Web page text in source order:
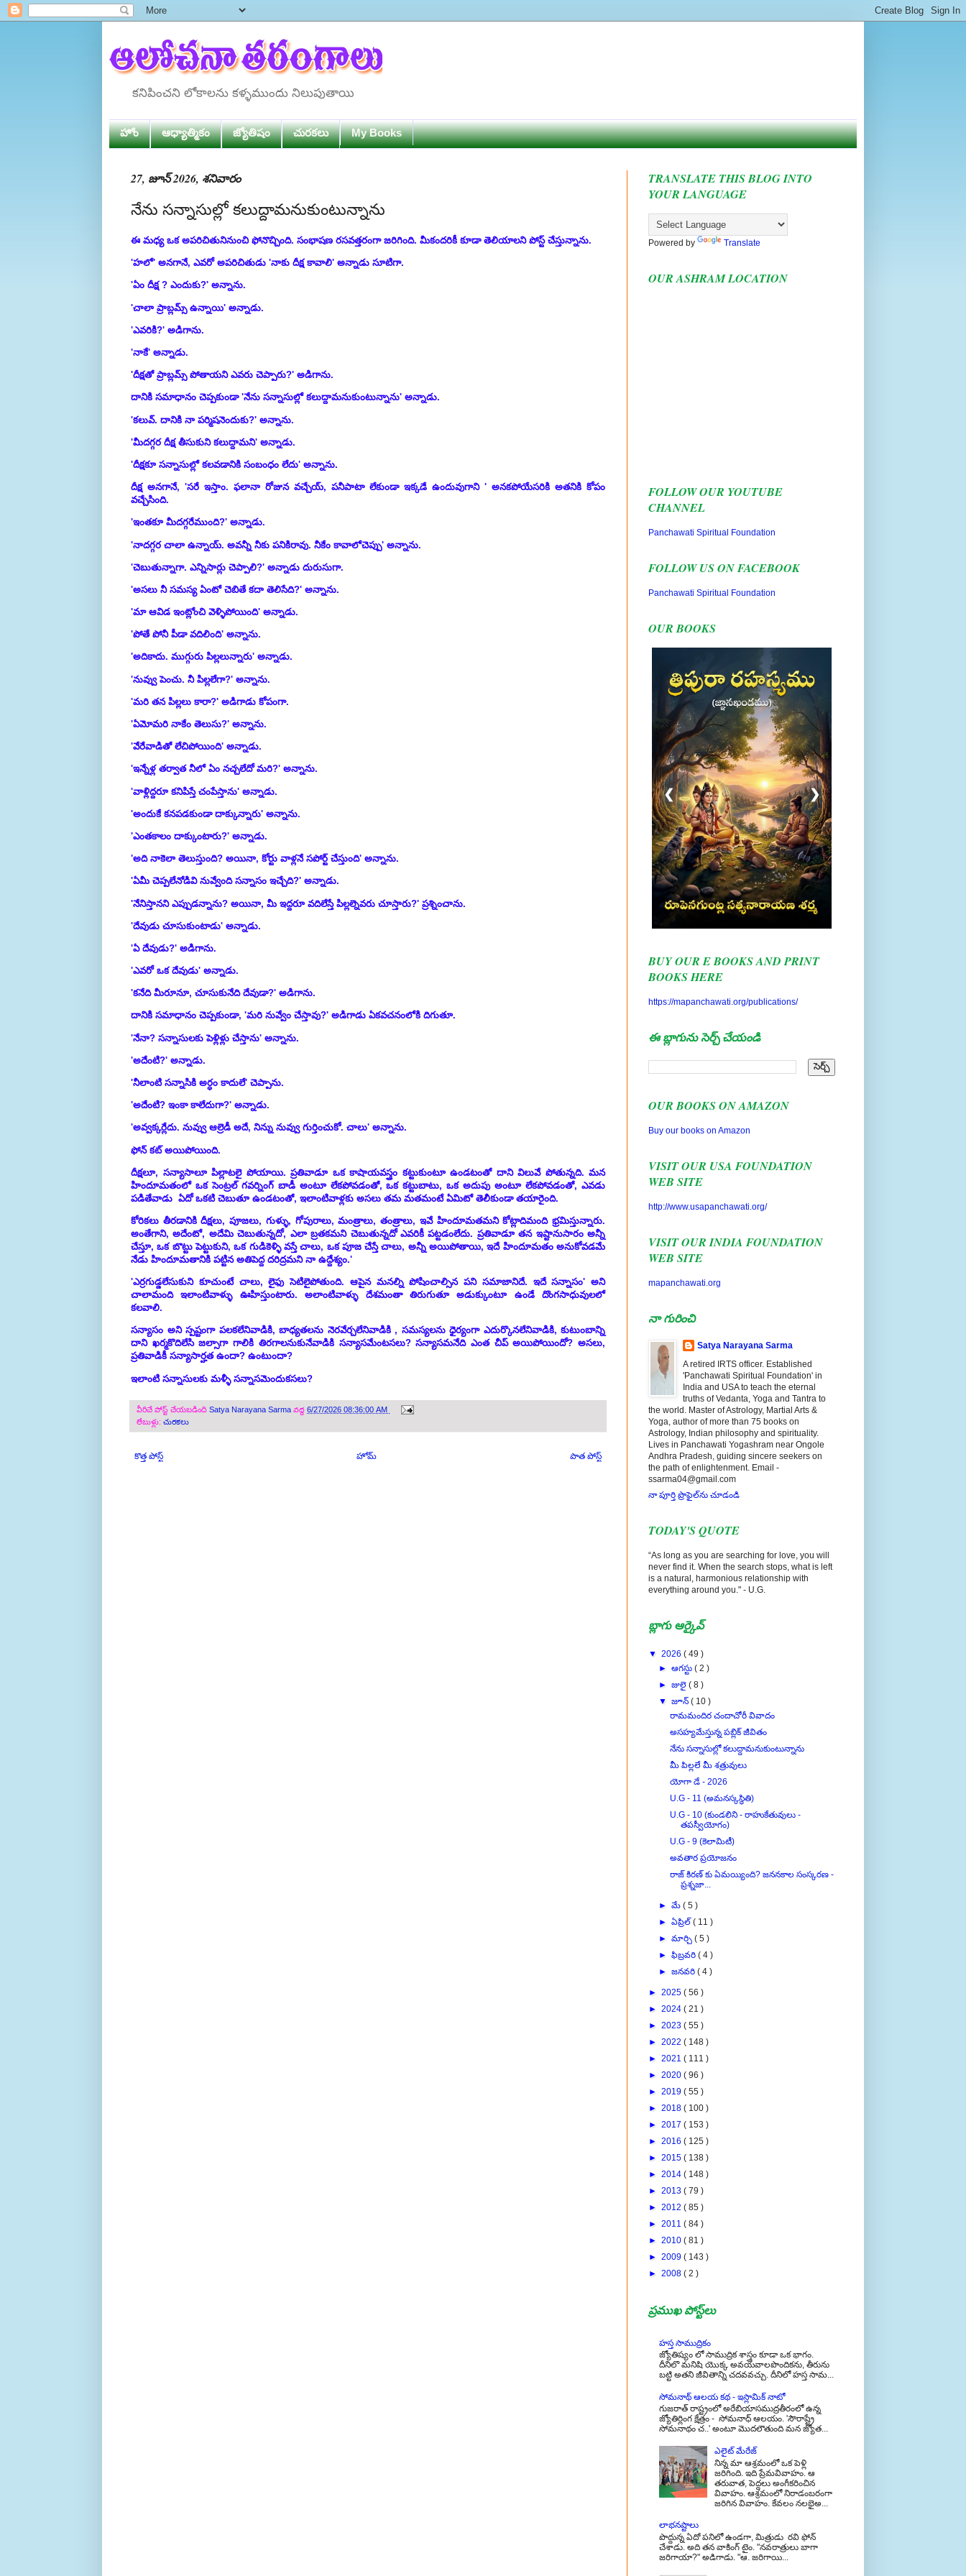
కనిపించని లోకాలను కళ్ళముందు నిలుపుతాయి
హోం ఆధ్యాత్మికం జ్యోతిషం చురకలు My Books
27, జూన్ 2026, శనివారం
నేను సన్నాసుల్లో కలుద్దామనుకుంటున్నాను
ఈ మధ్య ఒక అపరిచితునినుంచి ఫోనొచ్చింది. సంభాషణ రసవత్తరంగా జరిగింది. మీకందరికీ కూడా తెలియాలని పోస్ట్ చేస్తున్నాను.
'హలో' అనగానే, ఎవరో అపరిచితుడు 'నాకు దీక్ష కావాలి' అన్నాడు సూటిగా.
'ఏం దీక్ష ? ఎందుకు?' అన్నాను.
'చాలా ప్రాబ్లమ్స్ ఉన్నాయి' అన్నాడు.
'ఎవరికి?' అడిగాను.
'నాకే' అన్నాడు.
'దీక్షతో ప్రాబ్లమ్స్ పోతాయని ఎవరు చెప్పారు?' అడిగాను.
దానికి సమాధానం చెప్పకుండా 'నేను సన్నాసుల్లో కలుద్దామనుకుంటున్నాను' అన్నాడు.
'కలువ్. దానికి నా పర్మిషనెందుకు?' అన్నాను.
'మీదగ్గర దీక్ష తీసుకుని కలుద్దామని' అన్నాడు.
'దీక్షకూ సన్నాసుల్లో కలవడానికి సంబంధం లేదు' అన్నాను.
దీక్ష అనగానే, 'సరే ఇస్తాం. ఫలానా రోజున వచ్చేయ్, పనీపాటా లేకుండా ఇక్కడే ఉందువుగాని ' అనకపోయేసరికి అతనికి కోపం
వచ్చేసింది.
'ఇంతకూ మీదగ్గరేముంది?' అన్నాడు.
'నాదగ్గర చాలా ఉన్నాయ్. అవన్నీ నీకు పనికిరావు. నీకేం కావాలోచెప్పు' అన్నాను.
'చెబుతున్నాగా. ఎన్నిసార్లు చెప్పాలి?' అన్నాడు దురుసుగా.
'అసలు నీ సమస్య ఏంటో చెబితే కదా తెలిసేది?' అన్నాను.
'మా ఆవిడ ఇంట్లోంచి వెళ్ళిపోయింది' అన్నాడు.
'పోతే పోనీ పీడా వదిలింది' అన్నాను.
'అదికాదు. ముగ్గురు పిల్లలున్నారు' అన్నాడు.
'నువ్వు పెంచు. నీ పిల్లలేగా?' అన్నాను.
'మరి తన పిల్లలు కారా?' అడిగాడు కోపంగా.
'ఏమోమరి నాకేం తెలుసు?' అన్నాను.
'వేరేవాడితో లేచిపోయింది' అన్నాడు.
'ఇన్నేళ్ల తర్వాత నీలో ఏం నచ్చలేదో మరి?' అన్నాను.
'వాళ్లిద్దరూ కనిపిస్తే చంపేస్తాను' అన్నాడు.
'అందుకే కనపడకుండా దాక్కున్నారు' అన్నాను.
'ఎంతకాలం దాక్కుంటారు?' అన్నాడు.
'అది నాకెలా తెలుస్తుంది? అయినా, కోర్టు వాళ్లనే సపోర్ట్ చేస్తుంది' అన్నాను.
'ఏమీ చెప్పలేనోడివి నువ్వేంది సన్నాసం ఇచ్చేది?' అన్నాడు.
'నేనిస్తానని ఎప్పుడన్నాను? అయినా, మీ ఇద్దరూ వదిలేస్తే పిల్లల్నెవరు చూస్తారు?' ప్రశ్నించాను.
'దేవుడు చూసుకుంటాడు' అన్నాడు.
'ఏ దేవుడు?' అడిగాను.
'ఎవరో ఒక దేవుడు' అన్నాడు.
'కనేది మీరూనూ, చూసుకునేది దేవుడా?' అడిగాను.
దానికి సమాధానం చెప్పకుండా, 'మరి నువ్వేం చేస్తావు?' అడిగాడు ఏకవచనంలోకి దిగుతూ.
'నేనా? సన్నాసులకు పెళ్లిళ్లు చేస్తాను' అన్నాను.
'అదేంటి?' అన్నాడు.
'నీలాంటి సన్నాసికి అర్ధం కాదులే' చెప్పాను.
'అదేంటి? ఇంకా కాలేదుగా?' అన్నాడు.
'అవ్వక్కర్లేదు. నువ్వు ఆల్రెడీ అదే, నిన్ను నువ్వు గుర్తించుకో. చాలు' అన్నాను.
ఫోన్ కట్ అయిపోయింది.
దీక్షలూ, సన్యాసాలూ పిల్లాటలై పోయాయి. ప్రతివాడూ ఒక కాషాయవస్త్రం కట్టుకుంటూ ఉండటంతో దాని విలువే పోతున్నది. మన
హిందూమతంలో ఒక సెంట్రల్ గవర్నింగ్ బాడీ అంటూ లేకపోవడంతో, ఒక కట్టుబాటు, ఒక అదుపు అంటూ లేకపోవడంతో, ఎవడు
పడితేవాడు ఏదో ఒకటి చెబుతూ ఉండటంతో, ఇలాంటివాళ్లకు అసలు తమ మతమంటే ఏమిటో తెలీకుండా తయారైంది.
కోరికలు తీరడానికి దీక్షలు, పూజలు, గుళ్ళు, గోపురాలు, మంత్రాలు, తంత్రాలు, ఇవే హిందూమతమని కోట్లాదిమంది భ్రమిస్తున్నారు.
అంతేగాని, అదేంటో, అదేమి చెబుతున్నదో, ఎలా బ్రతకమని చెబుతున్నదో ఎవరికీ పట్టడంలేదు. ప్రతివాడూ తన ఇష్టానుసారం అన్నీ
చేస్తూ, ఒక బొట్టు పెట్టుకుని, ఒక గుడికెళ్ళి వస్తే చాలు, ఒక పూజ చేస్తే చాలు, అన్నీ అయిపోతాయి, ఇదే హిందూమతం అనుకోవడమే
నేడు హిందూమతానికి పట్టిన అతిపెద్ద దరిద్రమని నా ఉద్దేశ్యం.'
'ఎర్రగుడ్డలేసుకుని కూచుంటే చాలు, లైఫు సెటిలైపోతుంది. ఆపైన మనల్ని పోషించాల్సిన పని సమాజానిదే. ఇదే సన్నాసం' అని
చాలామంది ఇలాంటివాళ్ళు ఊహిస్తుంటారు. అలాంటివాళ్ళు దేశమంతా తిరుగుతూ అడుక్కుంటూ ఉండే దొంగసాధువులలో
కలవాలి.
సన్యాసం అని స్పష్టంగా పలకలేనివాడికి, బాధ్యతలను నెరవేర్చలేనివాడికి , సమస్యలను ధైర్యంగా ఎదుర్కొనలేనివాడికి, కుటుంబాన్ని
దాని ఖర్మకొదిలేసి జల్సాగా గాలికి తిరగాలనుకునేవాడికి సన్యాసమేంటసలు? సన్యాసమనేది ఎంత చీప్ అయిపోయిందో? అసలు,
ప్రతివాడికీ సన్యాసార్హత ఉందా? ఉంటుందా?
ఇలాంటి సన్నాసులకు మళ్ళీ సన్నాసమెందుకసలు?
వీరిచే పోస్ట్ చేయబడింది Satya Narayana Sarma వద్ద 6/27/2026 08:36:00 AM
లేబుళ్లు: చురకలు
కొత్త పోస్ట్ పాత పోస్ట్
హోమ్
TRANSLATE THIS BLOG INTO
YOUR LANGUAGE
Powered by Translate
OUR ASHRAM LOCATION
FOLLOW OUR YOUTUBE
CHANNEL
Panchawati Spiritual Foundation
FOLLOW US ON FACEBOOK
Panchawati Spiritual Foundation
OUR BOOKS
❮ ❯
BUY OUR E BOOKS AND PRINT
BOOKS HERE
https://mapanchawati.org/publications/
ఈ బ్లాగును సెర్చ్ చేయండి
OUR BOOKS ON AMAZON
Buy our books on Amazon
VISIT OUR USA FOUNDATION
WEB SITE
http://www.usapanchawati.org/
VISIT OUR INDIA FOUNDATION
WEB SITE
mapanchawati.org
నా గురించి
Satya Narayana Sarma
A retired IRTS officer. Established
'Panchawati Spiritual Foundation' in
India and USA to teach the eternal
truths of Vedanta, Yoga and Tantra to
the world. Master of Astrology, Martial Arts &
Yoga, author of more than 75 books on
Astrology, Indian philosophy and spirituality.
Lives in Panchawati Yogashram near Ongole
Andhra Pradesh, guiding sincere seekers on
the path of enlightenment. Email -
ssarma04@gmail.com
నా పూర్తి ప్రొఫైల్‌ను చూడండి
TODAY'S QUOTE
“As long as you are searching for love, you will
never find it. When the search stops, what is left
is a natural, harmonious relationship with
everything around you." - U.G.
బ్లాగు ఆర్కైవ్
▼ 2026 ( 49 )
►ఆగస్టు( 2 )
►జులై( 8 )
▼జూన్( 10 )
రామమందిర చందాచోరీ వివాదం
అసహ్యమేస్తున్న పబ్లిక్ జీవితం
నేను సన్నాసుల్లో కలుద్దామనుకుంటున్నాను
మీ పిల్లలే మీ శత్రువులు
యోగా డే - 2026
U.G - 11 (అమనస్కస్థితి)
U.G - 10 (కుండలిని - రాహుకేతువులు -
తపస్వీయోగం)
U.G - 9 (కెలామిటీ)
అవతార ప్రయోజనం
రాజ్ కిరణ్ కు ఏమయ్యింది? జననకాల సంస్కరణ -
ప్రశ్నజా...
►మే( 5 )
►ఏప్రిల్( 11 )
►మార్చి( 5 )
►ఫిబ్రవరి( 4 )
►జనవరి( 4 )
► 2025 ( 56 )
► 2024 ( 21 )
► 2023 ( 55 )
► 2022 ( 148 )
► 2021 ( 111 )
► 2020 ( 96 )
► 2019 ( 55 )
► 2018 ( 100 )
► 2017 ( 153 )
► 2016 ( 125 )
► 2015 ( 138 )
► 2014 ( 148 )
► 2013 ( 79 )
► 2012 ( 85 )
► 2011 ( 84 )
► 2010 ( 81 )
► 2009 ( 143 )
► 2008 ( 2 )
ప్రముఖ పోస్ట్‌లు
హస్త సాముద్రికం
జ్యోతిష్యం లో సాముద్రిక శాస్త్రం కూడా ఒక భాగం.
దీనిలొ మనిషి యొక్క అవయవాలపొందికను, తీరును
బట్టి అతని జీవితాన్ని చదవవచ్చు. దీనిలో హస్త సామ...
సోమనాథ్ ఆలయ కథ - ఇస్లామిక్ నాటో
గుజరాత్ రాష్ట్రంలో అరేబియాసముద్రతీరంలో ఉన్న
జ్యోతిర్లింగ క్షేత్రం - సోమనాధ్ ఆలయం. 'సౌరాష్ట్రే
సోమనాథం చ..' అంటూ మొదలౌతుంది మన జ్యోత...
ఎలైట్ మేరేజ్
నిన్న మా ఆశ్రమంలో ఒక పెళ్లి
జరిగింది. ఇది ప్రేమవివాహం. ఆ
తరువాత, పెద్దలు అంగీకరించిన
వివాహం. ఆశ్రమంలో నిరాడంబరంగా
జరిగిన వివాహం. కేవలం నలభైఅ...
లాభనష్టాలు
పొద్దున్న ఏదో పనిలో ఉండగా, మిత్రుడు రవి ఫోన్
చేశాడు. అది తన వాకింగ్ టైం. "నవరాత్రులు బాగా
జరిగాయా?" అడిగాడు. "ఆ. జరిగాయి...